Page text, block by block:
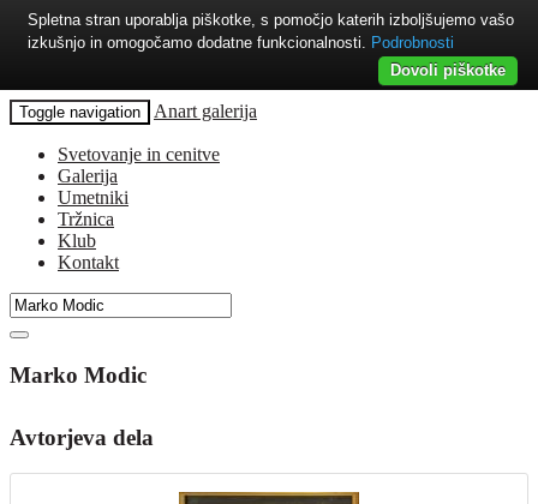
Toggle navigation Anart galerija
Svetovanje in cenitve
Galerija
Umetniki
Tržnica
Klub
Kontakt
Marko Modic
Avtorjeva dela
Spletna stran uporablja piškotke, s pomočjo katerih izboljšujemo vašo
izkušnjo in omogočamo dodatne funkcionalnosti. Podrobnosti
Dovoli piškotke